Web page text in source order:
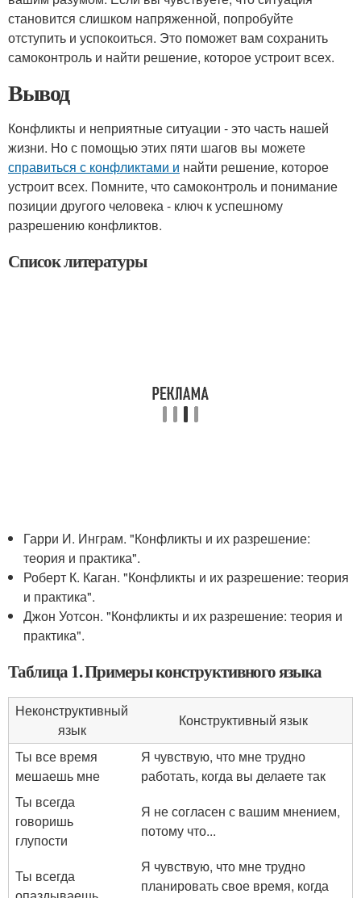
становится слишком напряженной, попробуйте
отступить и успокоиться. Это поможет вам сохранить
самоконтроль и найти решение, которое устроит всех.
Вывод
Конфликты и неприятные ситуации - это часть нашей
жизни. Но с помощью этих пяти шагов вы можете
справиться с конфликтами и найти решение, которое
устроит всех. Помните, что самоконтроль и понимание
позиции другого человека - ключ к успешному
разрешению конфликтов.
Список литературы
Гарри И. Инграм. "Конфликты и их разрешение:
теория и практика".
Роберт К. Каган. "Конфликты и их разрешение: теория
и практика".
Джон Уотсон. "Конфликты и их разрешение: теория и
практика".
Таблица 1. Примеры конструктивного языка
Неконструктивный
язык
Конструктивный язык
Ты все время
мешаешь мне
Я чувствую, что мне трудно
работать, когда вы делаете так
Ты всегда
говоришь
глупости
Я не согласен с вашим мнением,
потому что...
Ты всегда
Я чувствую, что мне трудно
планировать свое время, когда